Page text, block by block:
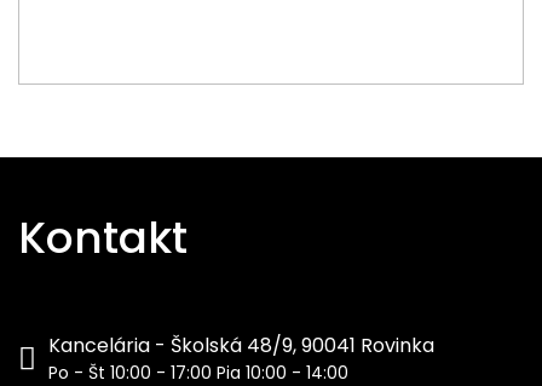
Kontakt
Kancelária - Školská 48/9, 90041 Rovinka
Po - Št 10:00 - 17:00 Pia 10:00 - 14:00